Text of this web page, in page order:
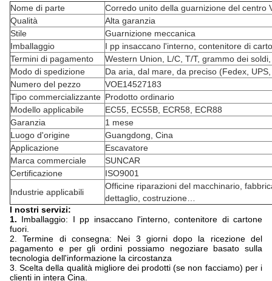
Nome di parte
Corredo unito della guarnizione del centro
Qualità
Alta garanzia
Stile
Guarnizione meccanica
Imballaggio
I pp insaccano l'interno, contenitore di
Termini di pagamento
Western Union, L/C, T/T, grammo dei
Modo di spedizione
Da aria, dal mare, da preciso (Fedex,
Numero del pezzo
VOE14527183
Tipo commercializzante Prodotto ordinario
Modello applicabile
EC55, EC55B, ECR58, ECR88
Garanzia
1 mese
Luogo d'origine
Guangdong, Cina
Applicazione
Escavatore
Marca commerciale
SUNCAR
Certificazione
ISO9001
Industrie applicabili
Officine riparazioni del macchinario,
dettaglio, costruzione…
I nostri servizi:
1. Imballaggio: I pp insaccano l'interno, contenitore di cartone
fuori.
2. Termine di consegna: Nei 3 giorni dopo la ricezione del
pagamento e per gli ordini possiamo negoziare basato sulla
tecnologia dell'informazione la circostanza
3. Scelta della qualità migliore dei prodotti (se non facciamo) per i
clienti in intera Cina.